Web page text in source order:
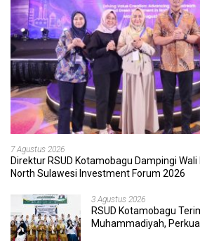
7 Agustus 2026
Direktur RSUD Kotamobagu Dampingi Wali
North Sulawesi Investment Forum 2026
3 Agustus 2026
RSUD Kotamobagu
Muhammadiyah,